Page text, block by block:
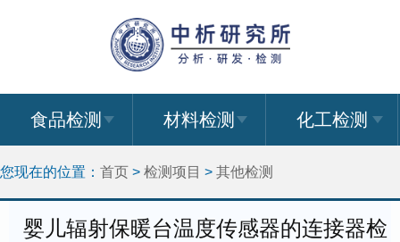
食品检测 材料检测 化工检测
您现在的位置： 首页 > 检测项目 > 其他检测
婴儿辐射保暖台温度传感器的连接器检